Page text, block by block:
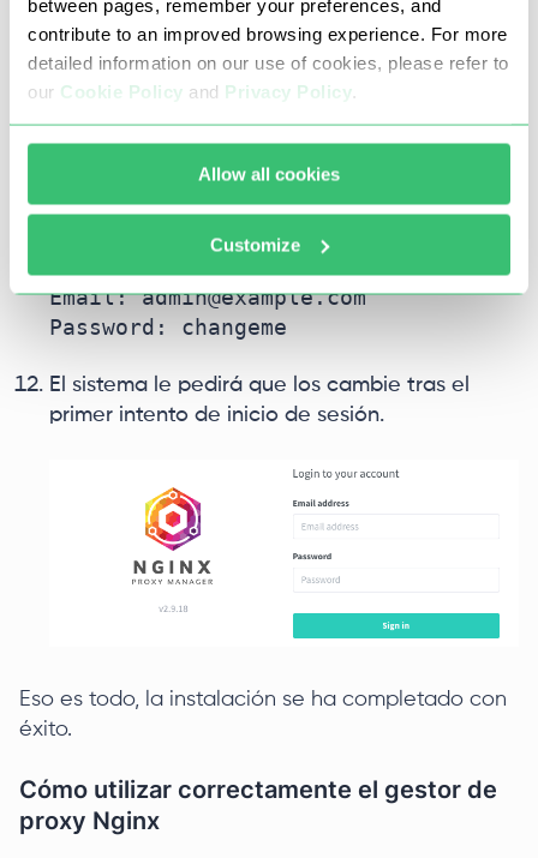
between pages, remember your preferences, and
contribute to an improved browsing experience. For more
detailed information on our use of cookies, please refer to
our Cookie Policy and Privacy Policy
Allow all cookies
Customize
la pantalla de inicio de sesión. Utilice las
credenciales predeterminadas del sitio del
desarrollador para iniciar sesión:
Email: admin@example.com
El sistema le pedirá que los cambie tras el
primer intento de inicio de sesión.
Eso es todo, la instalación se ha completado con
éxito.
Cómo utilizar correctamente el gestor de
proxy Nginx